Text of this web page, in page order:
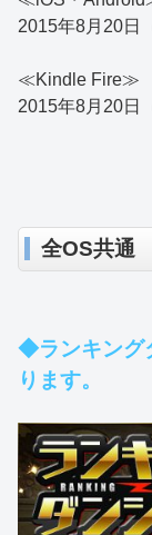
2015年8月20
≪Kindle Fire≫
2015年8月20日
全OS共通
◆ランキング
ります。